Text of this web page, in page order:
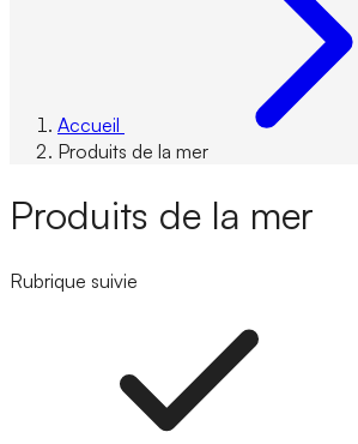
Accueil
Produits de la mer
Produits de la mer
Rubrique suivie